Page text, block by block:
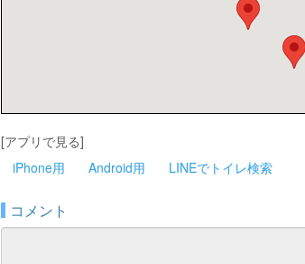
[アプリで見る]
iPhone用
Android用 LINEでトイレ検索
コメント